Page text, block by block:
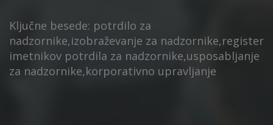
Ključne besede: potrdilo za
nadzornike,izobraževanje za nadzornike,register
imetnikov potrdila za nadzornike,usposabljanje
za nadzornike,korporativno upravljanje